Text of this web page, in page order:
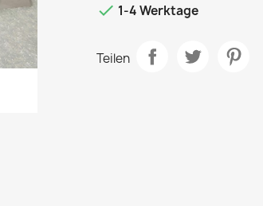
 1-4 Werktage
Teilen